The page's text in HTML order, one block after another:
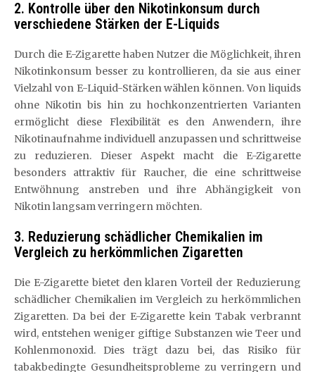
2. Kontrolle über den Nikotinkonsum durch
verschiedene Stärken der E-Liquids
Durch die E-Zigarette haben Nutzer die Möglichkeit, ihren
Nikotinkonsum besser zu kontrollieren, da sie aus einer
Vielzahl von E-Liquid-Stärken wählen können. Von liquids
ohne Nikotin bis hin zu hochkonzentrierten Varianten
ermöglicht diese Flexibilität es den Anwendern, ihre
Nikotinaufnahme individuell anzupassen und schrittweise
zu reduzieren. Dieser Aspekt macht die E-Zigarette
besonders attraktiv für Raucher, die eine schrittweise
Entwöhnung anstreben und ihre Abhängigkeit von
Nikotin langsam verringern möchten.
3. Reduzierung schädlicher Chemikalien im
Vergleich zu herkömmlichen Zigaretten
Die E-Zigarette bietet den klaren Vorteil der Reduzierung
schädlicher Chemikalien im Vergleich zu herkömmlichen
Zigaretten. Da bei der E-Zigarette kein Tabak verbrannt
wird, entstehen weniger giftige Substanzen wie Teer und
Kohlenmonoxid. Dies trägt dazu bei, das Risiko für
tabakbedingte Gesundheitsprobleme zu verringern und